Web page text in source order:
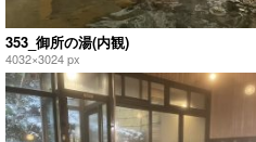
353_御所の湯(内観)
4032×3024 px